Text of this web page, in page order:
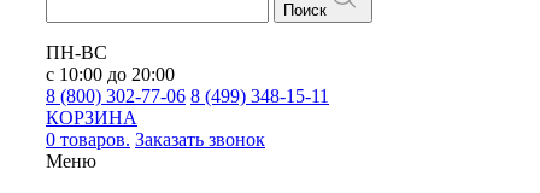
Поиск
ПН-ВС
с 10:00 до 20:00
8 (800) 302-77-06 8 (499) 348-15-11
КОРЗИНА
0 товаров. Заказать звонок
Меню